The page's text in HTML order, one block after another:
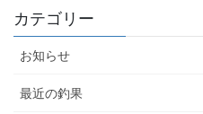
カテゴリー
お知らせ
最近の釣果